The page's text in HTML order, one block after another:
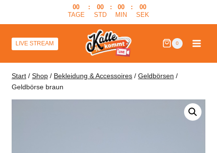
00
TAGE
:
00
STD
:
00
MIN
:
00
SEK
LIVE STREAM 0
Start / Shop / Bekleidung & Accessoires / Geldbörsen /
Geldbörse braun